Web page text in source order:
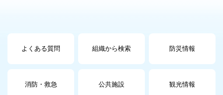
よくある質問 組織から検索 防災情報
消防・救急 公共施設 観光情報